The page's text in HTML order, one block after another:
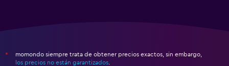
*
momondo siempre trata de obtener precios exactos, sin embargo,
los precios no están garantizados